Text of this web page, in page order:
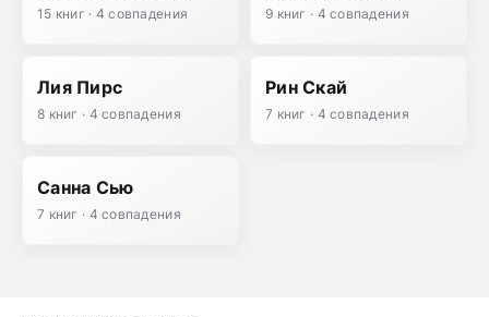
15 книг · 4 совпадения 9 книг · 4 совпадения
Лия Пирс
8 книг · 4 совпадения
Рин Скай
7 книг · 4 совпадения
Санна Сью
7 книг · 4 совпадения